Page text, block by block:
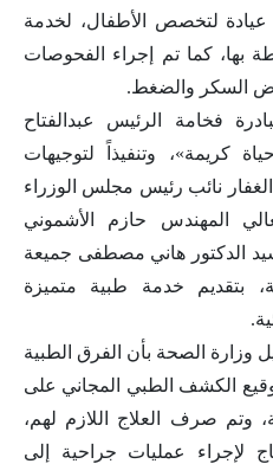
حيث تم تخصيص ٢ عيادة لتخصص الأطفال، لخدمة
بها، كما تم إجراء الفحوصات
السكر والضغط.
فخامة الرئيس عبدالفتاح
كريمة»، وتنفيذاً لتوجيهات
نائب رئيس مجلس الوزراء
المهندس حازم الأشموني
الدكتور هاني مصطفى جميعة
بتقديم خدمة طبية متميزة
وزارة الصحة بأن الفرق الطبية
الكشف الطبي المجاني على
وتم صرف العلاج اللازم لهم،
تحتاج لإجراء عمليات جراحية إلى